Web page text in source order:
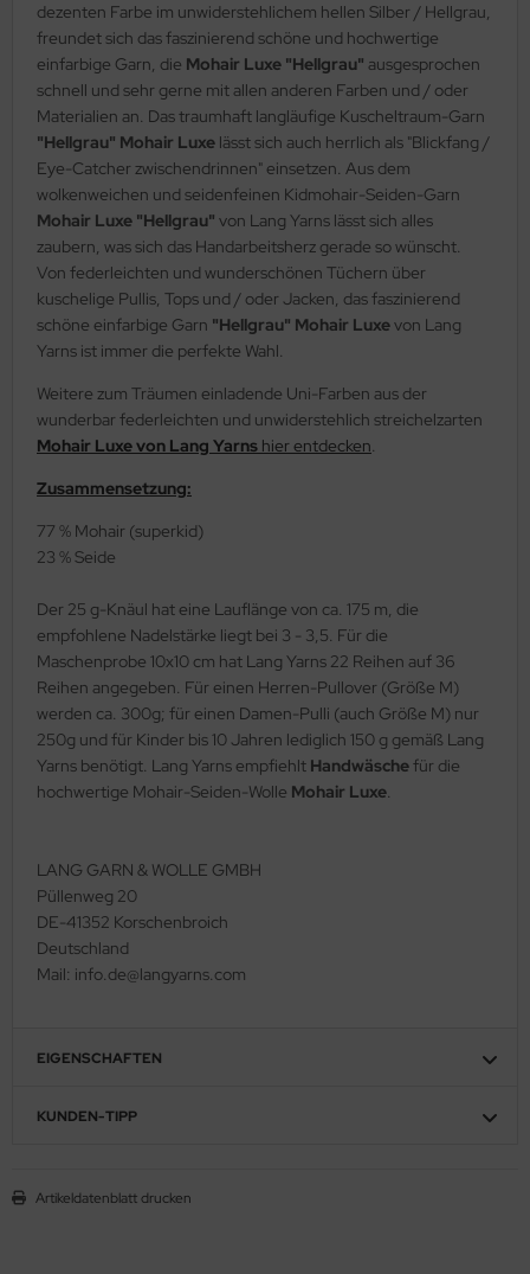
dezenten Farbe im unwiderstehlichem hellen Silber / Hellgrau,
freundet sich das faszinierend schöne und hochwertige
einfarbige Garn, die Mohair Luxe "Hellgrau" ausgesprochen
schnell und sehr gerne mit allen anderen Farben und / oder
Materialien an. Das traumhaft langläufige Kuscheltraum-Garn
"Hellgrau" Mohair Luxe lässt sich auch herrlich als "Blickfang /
Eye-Catcher zwischendrinnen" einsetzen. Aus dem
wolkenweichen und seidenfeinen Kidmohair-Seiden-Garn
Mohair Luxe "Hellgrau" von Lang Yarns lässt sich alles
zaubern, was sich das Handarbeitsherz gerade so wünscht.
Von federleichten und wunderschönen Tüchern über
kuschelige Pullis, Tops und / oder Jacken, das faszinierend
schöne einfarbige Garn "Hellgrau" Mohair Luxevon Lang
Yarns ist immer die perfekte Wahl.
Weitere zum Träumen einladende Uni-Farben aus der
wunderbar federleichten und unwiderstehlich streichelzarten
Mohair Luxe von Lang Yarns hier entdecken.
Zusammensetzung:
77 % Mohair (superkid)
23 % Seide
Der 25 g-Knäul hat eine Lauflänge von ca. 175 m, die
empfohlene Nadelstärke liegt bei 3 - 3,5. Für die
Maschenprobe 10x10 cm hat Lang Yarns 22 Reihen auf 36
Reihen angegeben. Für einen Herren-Pullover (Größe M)
werden ca. 300g; für einen Damen-Pulli (auch Größe M) nur
250g und für Kinder bis 10 Jahren lediglich 150 g gemäß Lang
Yarns benötigt. Lang Yarns empfiehlt Handwäschefür die
hochwertige Mohair-Seiden-Wolle Mohair Luxe.
LANG GARN & WOLLE GMBH
Püllenweg 20
DE-41352 Korschenbroich
Deutschland
Mail: info.de@langyarns.com
EIGENSCHAFTEN
KUNDEN-TIPP
Artikeldatenblatt drucken